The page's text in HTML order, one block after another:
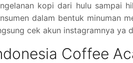
kopi dari hulu sampai
dalam bentuk minuman
cek akun instagramnya ya
Coffee